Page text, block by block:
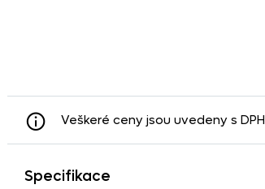
Veškeré ceny jsou uvedeny s DPH
Specifikace